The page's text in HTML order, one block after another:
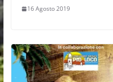
16 Agosto 2019